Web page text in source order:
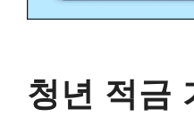
청년 적금